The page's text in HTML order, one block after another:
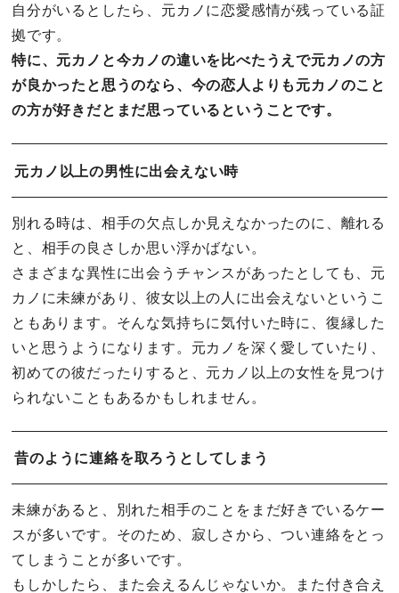
自分がいるとしたら、元カノに恋愛感情が残っている証
拠です。
特に、元カノと今カノの違いを比べたうえで元カノの方
が良かったと思うのなら、今の恋人よりも元カノのこと
の方が好きだとまだ思っているということです。
元カノ以上の男性に出会えない時
別れる時は、相手の欠点しか見えなかったのに、離れる
と、相手の良さしか思い浮かばない。
さまざまな異性に出会うチャンスがあったとしても、元
カノに未練があり、彼女以上の人に出会えないというこ
ともあります。そんな気持ちに気付いた時に、復縁した
いと思うようになります。元カノを深く愛していたり、
初めての彼だったりすると、元カノ以上の女性を見つけ
られないこともあるかもしれません。
昔のように連絡を取ろうとしてしまう
未練があると、別れた相手のことをまだ好きでいるケー
スが多いです。そのため、寂しさから、つい連絡をとっ
てしまうことが多いです。
もしかしたら、また会えるんじゃないか。また付き合え